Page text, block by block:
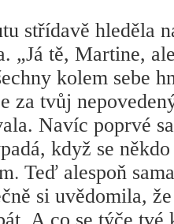
střídavě hleděla
„Já tě, Martine,
kolem sebe
za tvůj
Navíc poprvé
když se
Teď alespoň
si uvědomila,